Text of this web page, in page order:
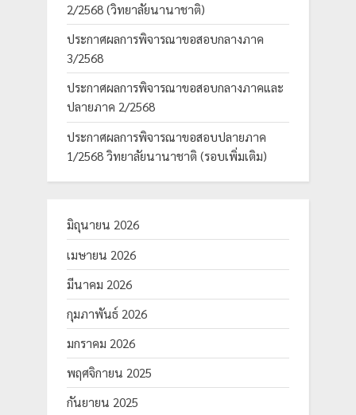
2/2568 (วิทยาลัยนานาชาติ)
ประกาศผลการพิจารณาขอสอบกลางภาค
3/2568
ประกาศผลการพิจารณาขอสอบกลางภาคและ
ปลายภาค 2/2568
ประกาศผลการพิจารณาขอสอบปลายภาค
1/2568 วิทยาลัยนานาชาติ (รอบเพิ่มเติม)
มิถุนายน 2026
เมษายน 2026
มีนาคม 2026
กุมภาพันธ์ 2026
มกราคม 2026
พฤศจิกายน 2025
กันยายน 2025